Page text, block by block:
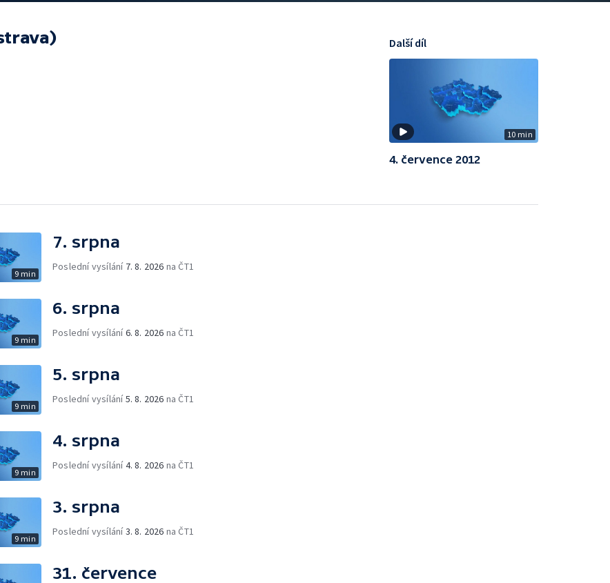
10 min
Další díl
4. července 2012
9 min
7. srpna
Poslední vysílání 7. 8. 2026 na ČT1
9 min
6. srpna
Poslední vysílání6. 8. 2026 na ČT1
9 min
5. srpna
Poslední vysílání5. 8. 2026 na ČT1
9 min
4. srpna
Poslední vysílání4. 8. 2026 na ČT1
9 min
3. srpna
Poslední vysílání3. 8. 2026 na ČT1
31. července